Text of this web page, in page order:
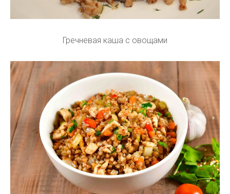
Гречневая каша с овощами